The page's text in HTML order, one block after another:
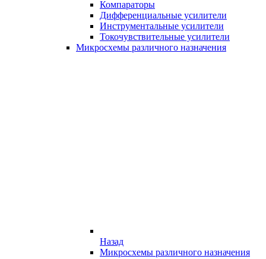
Компараторы
Дифференциальные усилители
Инструментальные усилители
Токочувствительные усилители
Микросхемы различного назначения
Назад
Микросхемы различного назначения